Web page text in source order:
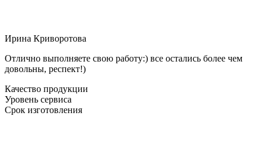
Ирина Криворотова
Отлично выполняете свою работу:) все остались более чем
довольны, респект!)
Качество продукции
Уровень сервиса
Срок изготовления